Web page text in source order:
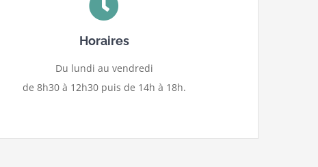
Horaires
Du lundi au vendredi
de 8h30 à 12h30 puis de 14h à 18h.